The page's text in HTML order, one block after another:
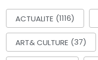
ACTUALITE (1116)
ART& CULTURE (37)